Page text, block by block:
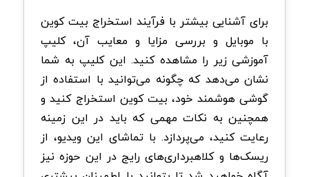
برای آشنایی بیشتر با فرآیند استخراج بیت کوین
با موبایل و بررسی مزایا و معایب آن، کلیپ
آموزشی زیر را مشاهده کنید. این کلیپ به شما
نشان می‌دهد که چگونه می‌توانید با استفاده از
گوشی هوشمند خود، بیت کوین استخراج کنید و
همچنین به نکات مهمی که باید در این زمینه
رعایت کنید، می‌پردازد. با تماشای این ویدیو، از
ریسک‌ها و کلاهبرداری‌های رایج در این حوزه نیز